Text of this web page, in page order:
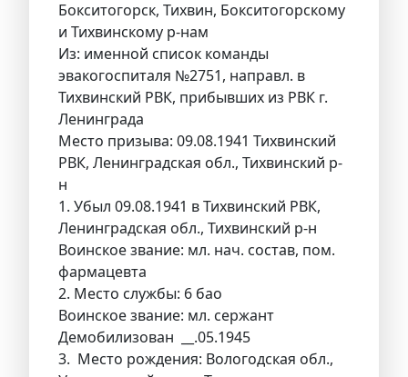
Бокситогорск, Тихвин, Бокситогорскому
и Тихвинскому р-нам
Из: именной список команды
эвакогоспиталя №2751, направл. в
Тихвинский РВК, прибывших из РВК г.
Ленинграда
Место призыва: 09.08.1941 Тихвинский
РВК, Ленинградская обл., Тихвинский р-
н
1. Убыл 09.08.1941 в Тихвинский РВК,
Ленинградская обл., Тихвинский р-н
Воинское звание: мл. нач. состав, пом.
фармацевта
2. Место службы: 6 бао
Воинское звание: мл. сержант
Демобилизован __.05.1945
3. Место рождения: Вологодская обл.,